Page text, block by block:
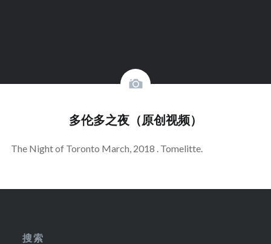
多伦多之夜（原创视频）
The Night of Toronto March, 2018 . Tomelitte.
搜索